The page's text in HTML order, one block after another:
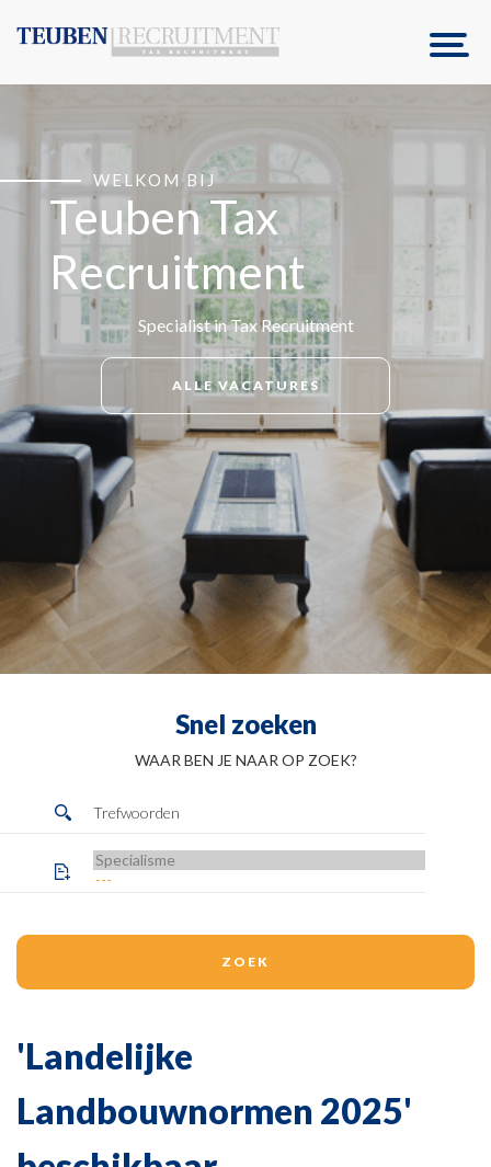
WELKOM BIJ
Teuben Tax
Recruitment
Specialist in Tax Recruitment
ALLE VACATURES
Snel zoeken
WAAR BEN JE NAAR OP ZOEK?
'Landelijke
Landbouwnormen 2025'